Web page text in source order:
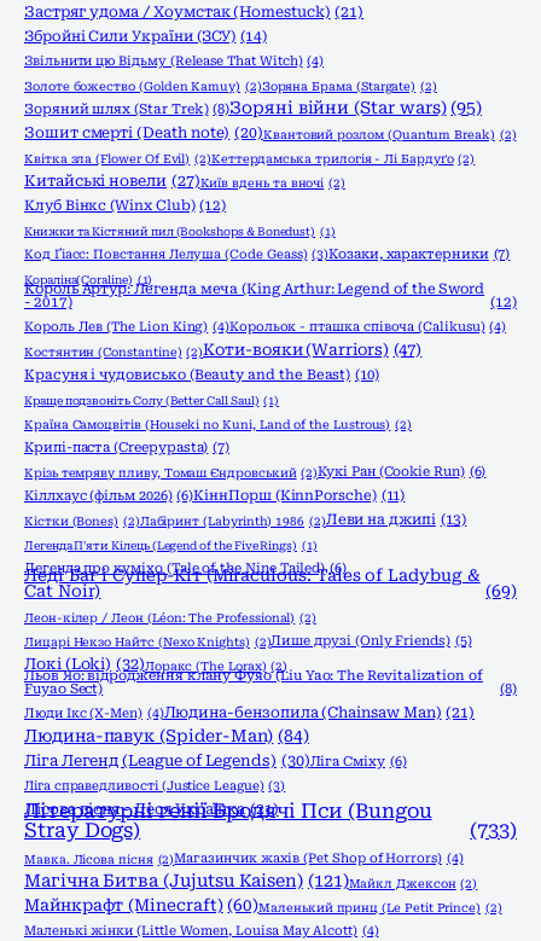
Застряг удома / Хоумстак (Homestuck) (21)
Збройні Сили України (ЗСУ) (14)
Звільнити цю Відьму (Release That Witch) (4)
Золоте божество (Golden Kamuy) (2)Зоряна Брама (Stargate) (2)
Зоряний шлях (Star Trek) (8)Зоряні війни (Star wars) (95)
Зошит смерті (Death note) (20)Квантовий розлом (Quantum Break) (2)
Квітка зла (Flower Of Evil) (2)Кеттердамська трилогія - Лі Бардуґо (2)
Китайські новели (27)Київ вдень та вночі (2)
Клуб Вінкс (Winx Club) (12)
Книжки та Кістяний пил (Bookshops & Bonedust) (1)
Код Ґіасс: Повстання Лелуша (Code Geass) (3)Козаки, характерники (7)
Кораліна(Coraline) (1)
Король Артур: Легенда меча (King Arthur: Legend of the Sword
- 2017) (12)
Король Лев (The Lion King) (4)Корольок - пташка співоча (Calikusu) (4)
Костянтин (Constantine) (2)Коти-вояки (Warriors) (47)
Красуня і чудовисько (Beauty and the Beast) (10)
Краще подзвоніть Солу (Better Call Saul) (1)
Країна Самоцвітів (Houseki no Kuni, Land of the Lustrous) (2)
Крипі-паста (Creepypasta) (7)
Крізь темряву пливу, Томаш Єндровський (2)Кукі Ран (Cookie Run) (6)
Кіллхаус (фільм 2026) (6)КіннПорш (KinnPorsche) (11)
Кістки (Bones) (2)Лабіринт (Labyrinth) 1986 (2)Леви на джипі (13)
Легенда П'яти Кілець (Legend of the Five Rings) (1)
Легенда про куміхо (Tale of the Nine Tailed) (6)
Леді Баг і Супер-Кіт (Miraculous: Tales of Ladybug &
Cat Noir)
(69)
Леон-кілер / Леон (Léon: The Professional) (2)
Лицарі Некзо Найтс (Nexo Knights) (2)Лише друзі (Only Friends) (5)
Локі (Loki) (32)Лоракс (The Lorax) (2)
Льов Яо: відродження клану Фуяо (Liu Yao: The Revitalization of
Fuyao Sect)
(8)
Люди Ікс (X-Men) (4)Людина-бензопила (Chainsaw Man) (21)
Людина-павук (Spider-Man) (84)
Ліга Легенд (League of Legends) (30)Ліга Сміху (6)
Ліга справедливості (Justice League) (3)
Лісова пісня - Леся Українка (21)
Літературні генії Бродячі Пси (Bungou
Stray Dogs)
(733)
Мавка. Лісова пісня (2)Магазинчик жахів (Pet Shop of Horrors) (4)
Магічна Битва (Jujutsu Kaisen) (121)Майкл Джексон (2)
Майнкрафт (Minecraft) (60)Маленький принц (Le Petit Prince) (2)
Маленькі жінки (Little Women, Louisa May Alcott) (4)